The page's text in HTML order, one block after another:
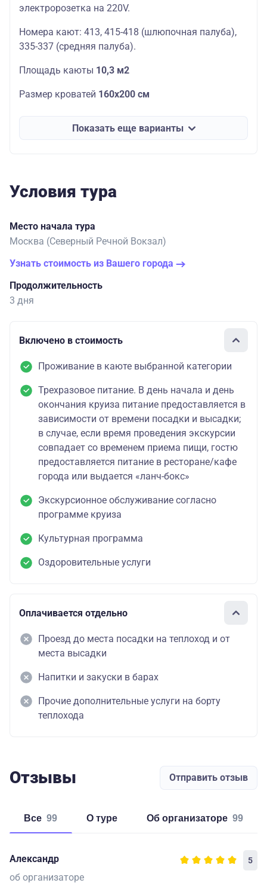
электророзетка на 220V.
Номера кают: 413, 415-418 (шлюпочная палуба),
335-337 (средняя палуба).
Площадь каюты 10,3 м2
Размер кроватей 160х200 см
Показать еще варианты
Условия тура
Место начала тура
Москва (Северный Речной Вокзал)
Узнать стоимость из Вашего города
Продолжительность
3 дня
Включено в стоимость
Проживание в каюте выбранной категории
Трехразовое питание. В день начала и день
окончания круиза питание предоставляется в
зависимости от времени посадки и высадки;
в случае, если время проведения экскурсии
совпадает со временем приема пищи, гостю
предоставляется питание в ресторане/кафе
города или выдается «ланч-бокс»
Экскурсионное обслуживание согласно
программе круиза
Культурная программа
Оздоровительные услуги
Оплачивается отдельно
Проезд до места посадки на теплоход и от
места высадки
Напитки и закуски в барах
Прочие дополнительные услуги на борту
теплохода
Отзывы Отправить отзыв
Все 99 о туре об организаторе 99
Александр 5
об организаторе